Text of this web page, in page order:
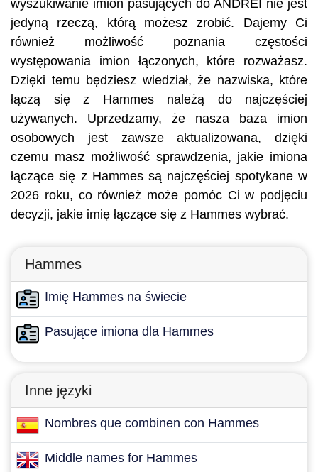
wyszukiwanie imion pasujących do ANDREI nie jest
jedyną rzeczą, którą możesz zrobić. Dajemy Ci
również możliwość poznania częstości
występowania imion łączonych, które rozważasz.
Dzięki temu będziesz wiedział, że nazwiska, które
łączą się z Hammes należą do najczęściej
używanych. Uprzedzamy, że nasza baza imion
osobowych jest zawsze aktualizowana, dzięki
czemu masz możliwość sprawdzenia, jakie imiona
łączące się z Hammes są najczęściej spotykane w
2026 roku, co również może pomóc Ci w podjęciu
decyzji, jakie imię łączące się z Hammes wybrać.
Hammes
Imię Hammes na świecie
Pasujące imiona dla Hammes
Inne języki
Nombres que combinen con Hammes
Middle names for Hammes